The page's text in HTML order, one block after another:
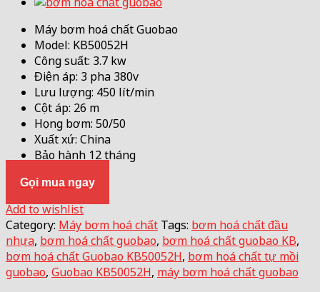
Máy bơm hoá chất Guobao
Model: KB50052H
Công suất: 3.7 kw
Điện áp: 3 pha 380v
Lưu lượng: 450 lít/min
Cột áp: 26 m
Họng bơm: 50/50
Xuất xứ: China
Bảo hành 12 tháng
Gọi mua ngay
Add to wishlist
Category: Máy bơm hoá chất Tags: bơm hoá chất đầu
nhựa, bơm hoá chất guobao, bơm hoá chất guobao KB,
bơm hoá chất Guobao KB50052H, bơm hoá chất tự mồi
guobao, Guobao KB50052H, máy bơm hoá chất guobao